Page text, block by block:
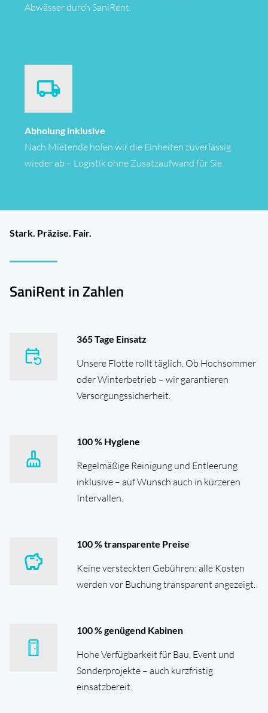
Abwässer durch SaniRent.
Abholung inklusive
Nach Mietende holen wir die Einheiten zuverlässig
wieder ab – Logistik ohne Zusatzaufwand für Sie.
Stark. Präzise. Fair.
SaniRent in Zahlen
365Tage Einsatz
Unsere Flotte rollt täglich. Ob Hochsommer
oder Winterbetrieb – wir garantieren
Versorgungssicherheit.
100% Hygiene
Regelmäßige Reinigung und Entleerung
inklusive – auf Wunsch auch in kürzeren
Intervallen.
100% transparente Preise
Keine versteckten Gebühren: alle Kosten
werden vor Buchung transparent angezeigt.
100% genügend Kabinen
Hohe Verfügbarkeit für Bau, Event und
Sonderprojekte – auch kurzfristig
einsatzbereit.